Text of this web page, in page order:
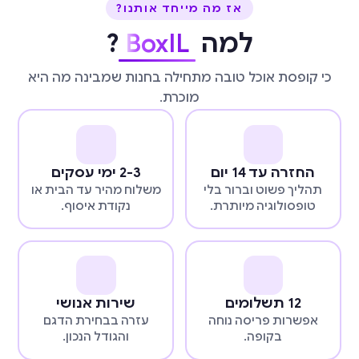
אז מה מייחד אותנו?
למה BoxIL
?
כי קופסת אוכל טובה מתחילה בחנות שמבינה מה היא
מוכרת.
החזרה עד 14 יום
תהליך פשוט וברור בלי
טופסולוגיה מיותרת.
2-3 ימי עסקים
משלוח מהיר עד הבית או
נקודת איסוף.
12 תשלומים
אפשרות פריסה נוחה
בקופה.
שירות אנושי
עזרה בבחירת הדגם
והגודל הנכון.